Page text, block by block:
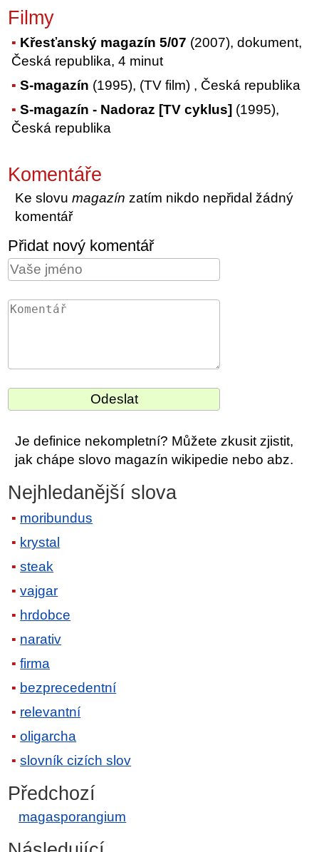
Filmy
Křesťanský magazín 5/07 (2007), dokument,
Česká republika, 4 minut
S-magazín (1995), (TV film) , Česká republika
S-magazín - Nadoraz [TV cyklus] (1995),
Česká republika
Komentáře
Ke slovumagazín zatím nikdo nepřidal žádný
komentář
Přidat nový komentář
Je definice nekompletní? Můžete zkusit zjistit,
jak chápe slovo magazín wikipedie nebo abz.
Nejhledanější slova
moribundus
krystal
steak
vajgar
hrdobce
narativ
firma
bezprecedentní
relevantní
oligarcha
slovník cizích slov
Předchozí
magasporangium